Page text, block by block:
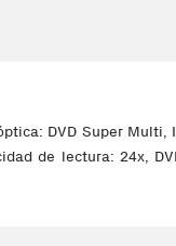
DVD Super
de lectura: 24x,